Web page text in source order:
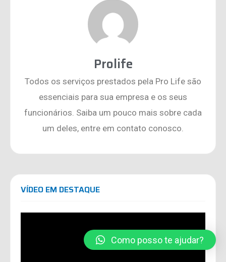
Prolife
Todos os serviços prestados pela Pro Life são
essenciais para sua empresa e os seus
funcionários. Saiba um pouco mais sobre cada
um deles, entre em contato conosco.
VÍDEO EM DESTAQUE
Como posso te ajudar?